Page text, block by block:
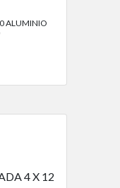
ALUMINIO